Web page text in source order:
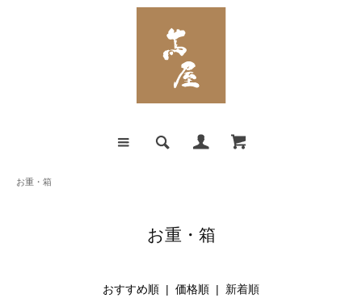
お重・箱
お重・箱
おすすめ順 | 価格順 | 新着順